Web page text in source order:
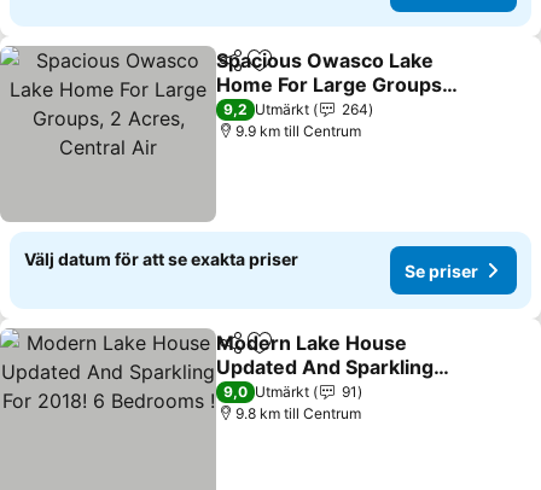
Dela Lägg till i Mina Favoriter
Spacious Owasco Lake
Home For Large Groups,
2 Acres, Central Air
9,2 Utmärkt
264
9.9 km till Centrum
Välj datum för att se exakta priser
Se priser
Dela Lägg till i Mina Favoriter
Modern Lake House
Updated And Sparkling
For 2018! 6 Bedrooms !
9,0 Utmärkt
91
9.8 km till Centrum